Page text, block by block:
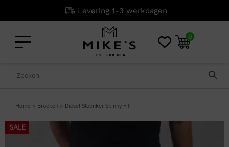
Levering 1-3 werkdagen
0
Home > Broeken > Diesel Sleenker Skinny Fit
SALE